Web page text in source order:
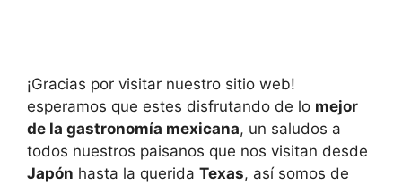
¡Gracias por visitar nuestro sitio web!
esperamos que estes disfrutando de lo mejor
de la gastronomía mexicana, un saludos a
todos nuestros paisanos que nos visitan desde
Japón hasta la querida Texas, así somos de